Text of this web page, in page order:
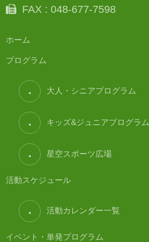
FAX : 048-677-7598
ホーム
プログラム
大人・シニアプログラム
キッズ&ジュニアプログラム
星空スポーツ広場
活動スケジュール
活動カレンダー一覧
イベント・単発プログラム